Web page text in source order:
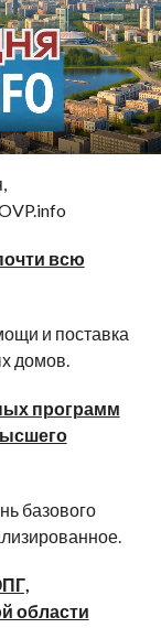
всю
и поставка
домов.
программ
базового
области